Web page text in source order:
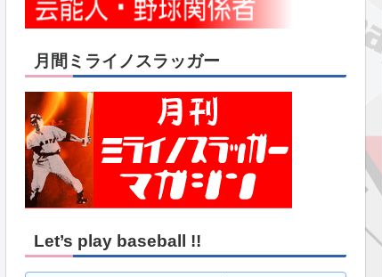
月間ミライノスラッガー
Let’s play baseball !!